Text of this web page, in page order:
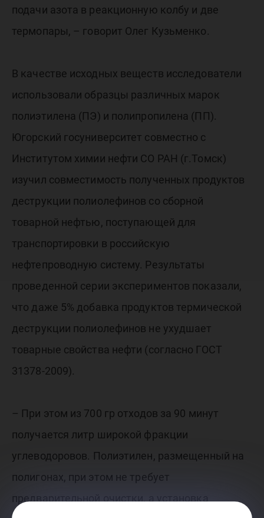
подачи азота в реакционную колбу и две
термопары, – говорит Олег Кузьменко.
В качестве исходных веществ исследователи
использовали образцы различных марок
полиэтилена (ПЭ) и полипропилена (ПП).
Югорский госуниверситет совместно с
Институтом химии нефти СО РАН (г.Томск)
изучил совместимость полученных продуктов
деструкции полиолефинов со сборной
товарной нефтью, поступающей для
транспортировки в российскую
нефтепроводную систему. Результаты
проведенной серии экспериментов показали,
что даже 5% добавка продуктов термической
деструкции полиолефинов не ухудшает
товарные свойства нефти (согласно ГОСТ
31378-2009).
– При этом из 700 гр отходов за 90 минут
получается литр широкой фракции
углеводоровов. Полиэтилен, размещенный на
полигонах, при этом не требует
предварительной очистки, а установка